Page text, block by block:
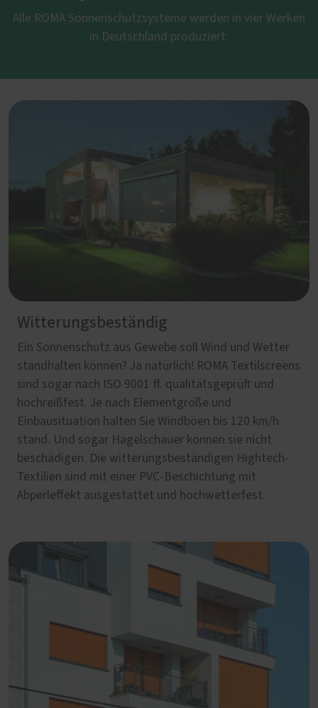
Alle ROMA Sonnenschutzsysteme werden in vier Werken
in Deutschland produziert.
Witterungsbeständig
Ein Sonnenschutz aus Gewebe soll Wind und Wetter
standhalten können? Ja natürlich! ROMA Textilscreens
sind sogar nach ISO 9001 ff. qualitätsgeprüft und
hochreißfest. Je nach Elementgröße und
Einbausituation halten Sie Windböen bis 120 km/h
stand. Und sogar Hagelschauer können sie nicht
beschädigen. Die witterungsbeständigen Hightech-
Textilien sind mit einer PVC-Beschichtung mit
Abperleffekt ausgestattet und hochwetterfest.